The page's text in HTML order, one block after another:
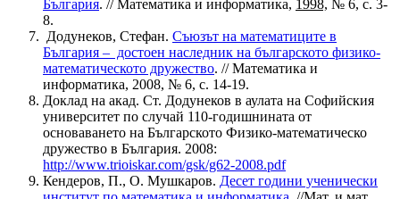
България. // Математика и информатика, 1998, № 6, с. 3-
8.
Додунеков, Стефан. Съюзът на математиците в
България – достоен наследник на българското физико-
математическото дружество. // Математика и
информатика, 2008, № 6, с. 14-19.
Доклад на акад. Ст. Додунеков в аулата на Софийския
университет по случай 110-годишнината от
основаването на Българското Физико-математическо
дружество в България. 2008:
http://www.trioiskar.com/gsk/g62-2008.pdf
Кендеров, П., О. Мушкаров. Десет години ученически